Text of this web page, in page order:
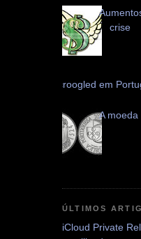
crise
Scroogled em
A
ÚLTIMOS
iCloud Private